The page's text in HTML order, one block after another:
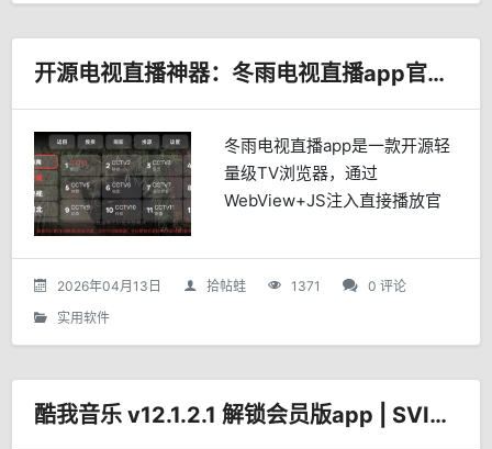
开源电视直播神器：冬雨电视直播app官方最新版
冬雨电视直播app是一款开源轻
量级TV浏览器，通过
WebView+JS注入直接播放官
效，界面极简适老，无广告纯
净，适合长辈和极简主义者。
2026年04月13日 拾帖蛙 1371
0 评论
实用软件
酷我音乐 v12.1.2.1 解锁会员版app | SVIP | MOD